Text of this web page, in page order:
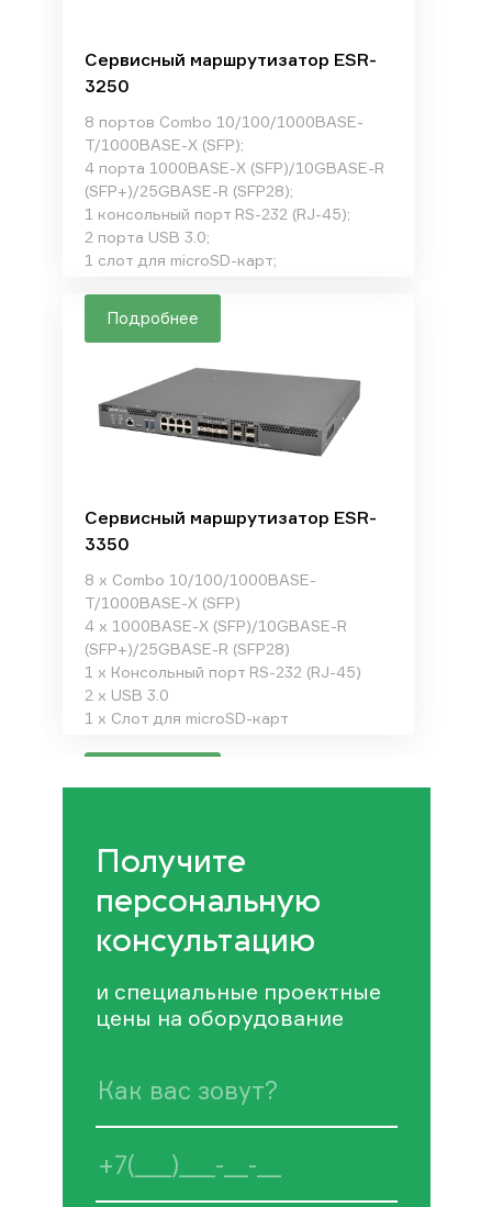
Сервисный маршрутизатор ESR-
3250
8 портов Combo 10/100/1000BASE-
T/1000BASE-X (SFP);
4 порта 1000BASE-X (SFP)/10GBASE-R
(SFP+)/25GBASE-R (SFP28);
1 консольный порт RS-232 (RJ-45);
2 порта USB 3.0;
1 слот для microSD-карт;
Подробнее
Сервисный маршрутизатор ESR-
3350
8 x Combo 10/100/1000BASE-
T/1000BASE-X (SFP)
4 x 1000BASE-X (SFP)/10GBASE-R
(SFP+)/25GBASE-R (SFP28)
1 x Консольный порт RS-232 (RJ-45)
2 x USB 3.0
1 x Слот для microSD-карт
Получите
персональную
консультацию
и специальные проектные
цены на оборудование